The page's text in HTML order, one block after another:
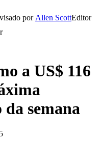
por Allen ScottEditor
a US$ 116
semana